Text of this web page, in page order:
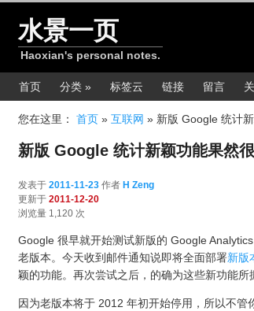
水景一页
Haoxian's personal notes.
主菜单首页 分类 » 标签云 链接 留言
您在这里： 首页 » 互联网 » 新版 Google 统计
新版 Google 统计新颖功能果然
发表于 2011-11-23 作者 H Zeng
更新于 2011-12-20
浏览量 1,120 次
Google 很早就开始测试新版的 Google
老版本。今天收到邮件通知说即将全面部署新版
颖的功能。再次尝试之后，的确为这些新功能所
因为老版本将于 2012 年初开始停用，所以不